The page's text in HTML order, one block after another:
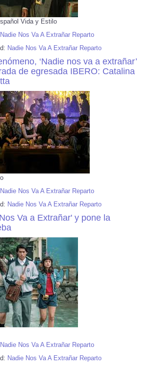
Vida y Estilo
Nadie Nos Va A Extrañar Reparto
Nadie Nos Va A Extrañar Reparto
‘Nadie nos va a extrañar’
de egresada IBERO: Catalina
Nadie Nos Va A Extrañar Reparto
Nadie Nos Va A Extrañar Reparto
Va a Extrañar' y pone la
Nadie Nos Va A Extrañar Reparto
Nadie Nos Va A Extrañar Reparto